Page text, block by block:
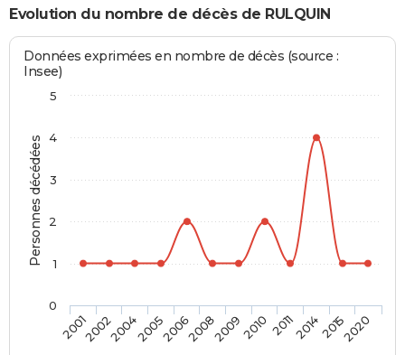
Evolution du nombre de décès de RULQUIN
Personnes décédées
Données exprimées en nombre de décès (source :
Insee)
20012002200420052006200820092010 2011201420152020
0
1
2
3
4
5